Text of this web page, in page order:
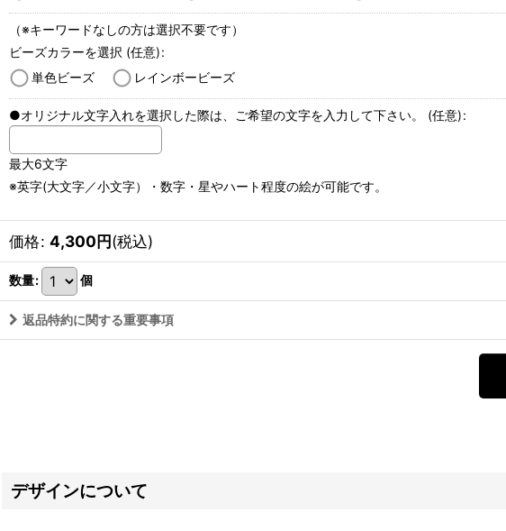
（※キーワードなしの方は選択不要です）
ビーズカラーを選択 (任意):
単色ビーズ
レインボービーズ
●オリジナル文字入れを選択した際は、ご希望の文字を入力して下さい。 (任意):
最大6文字
※英字(大文字／小文字）・数字・星やハート程度の絵が可能です。
価格: 4,300円(税込)
数量: 個
返品特約に関する重要事項
デザインについて